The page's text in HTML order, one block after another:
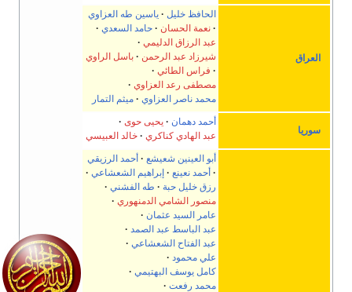
العراق
الحافظ خليل
ياسين طه العزاوي
نعمة الحسان
حامد السعدي
عبد الرزاق الدليمي
شيرزاد عبد الرحمن
باسل الراوي
فراس الطائي
مصطفى رعد العزاوي
محمد ناصر العزاوي
ميثم التمار
سوريا
أحمد دهمان
يحيى حوى
عبد الهادي كناكري
خالد العبيسي
أبو العينين شعيشع
أحمد الرزيقي
أحمد نعينع
إبراهيم الشعشاعي
رزق خليل حبة
طه الفشني
منصور الشامي الدمنهوري
عامر السيد عثمان
عبد الباسط عبد الصمد
عبد الفتاح الشعشاعي
علي محمود
كامل يوسف البهتيمي
محمد رفعت